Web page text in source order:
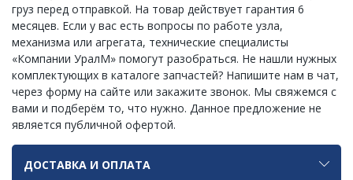
груз перед отправкой. На товар действует гарантия 6
месяцев. Если у вас есть вопросы по работе узла,
механизма или агрегата, технические специалисты
«Компании УралМ» помогут разобраться. Не нашли нужных
комплектующих в каталоге запчастей? Напишите нам в чат,
через форму на сайте или закажите звонок. Мы свяжемся с
вами и подберём то, что нужно. Данное предложение не
является публичной офертой.
ДОСТАВКА И ОПЛАТА